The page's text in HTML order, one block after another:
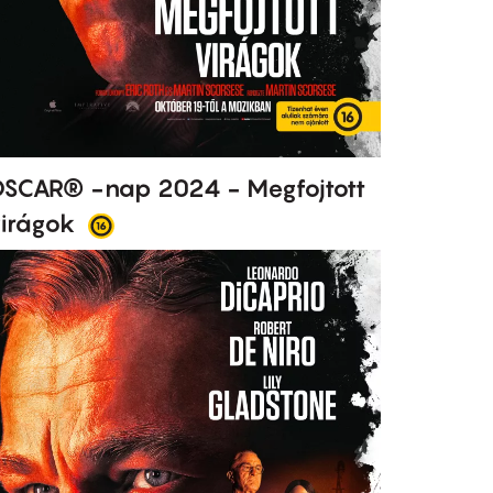
-nap 2024 - Megfojtott